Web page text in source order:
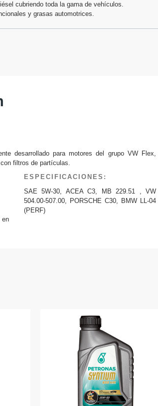
cubriendo toda la gama de vehículos.
y grasas automotrices.
desarrollado para motores del grupo VW Flex,
filtros de partículas.
en
ESPECIFICACIONES:
SAE 5W-30, ACEA C3, MB 229.51 , VW
504.00-507.00, PORSCHE C30, BMW LL-04
(PERF)